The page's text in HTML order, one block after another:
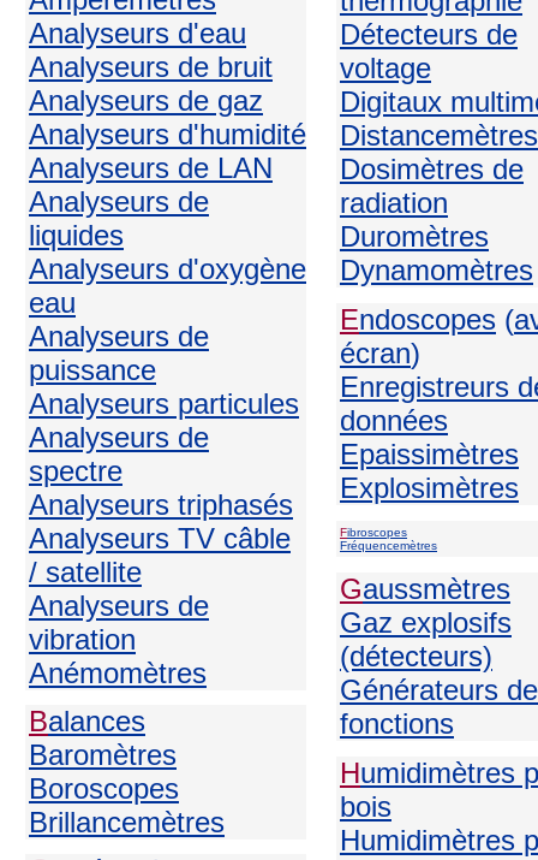
Analyseurs d'eau
Analyseurs de bruit
Analyseurs de gaz
Analyseurs d'humidité
Analyseurs de LAN
Analyseurs de
liquides
Analyseurs d'oxygène
eau
Analyseurs de
puissance
Analyseurs particules
Analyseurs de
spectre
Analyseurs triphasés
Analyseurs TV câble
/ satellite
Analyseurs de
vibration
Anémomètres
Balances
Baromètres
Boroscopes
Brillancemètres
Détecteurs de
voltage
Digitaux
Distancemètres
Dosimètres de
radiation
Duromètres
Dynamomètres
Endoscopes (
écran)
Enregistreurs
données
Epaissimètres
Explosimètres
Fibroscopes
Fréquencemètres
Gaussmètres
Gaz explosifs
(détecteurs)
Générateurs de
fonctions
Humidimètres
bois
Humidimètres